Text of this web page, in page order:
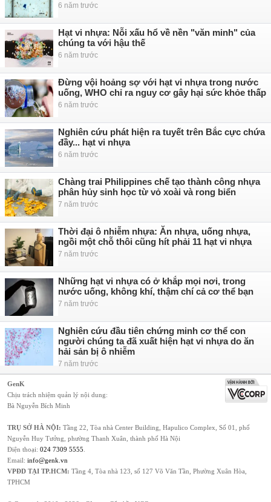
6 năm trước
Hạt vi nhựa: Nỗi xấu hổ về nền "văn minh" của
chúng ta với hậu thế
6 năm trước
Đừng vội hoảng sợ với hạt vi nhựa trong nước
uống, WHO chỉ ra nguy cơ gây hại sức khỏe thấp
6 năm trước
Nghiên cứu phát hiện ra tuyết trên Bắc cực chứa
đầy... hạt vi nhựa
6 năm trước
Chàng trai Philippines chế tạo thành công nhựa
phân hủy sinh học từ vỏ xoài và rong biển
7 năm trước
Thời đại ô nhiễm nhựa: Ăn nhựa, uống nhựa,
ngồi một chỗ thôi cũng hít phải 11 hạt vi nhựa
7 năm trước
Những hạt vi nhựa có ở khắp mọi nơi, trong
nước uống, không khí, thậm chí cả cơ thể bạn
7 năm trước
Nghiên cứu đầu tiên chứng minh cơ thể con
người chúng ta đã xuất hiện hạt vi nhựa do ăn
hải sản bị ô nhiễm
7 năm trước
GenK
Chịu trách nhiệm quản lý nội dung:
Bà Nguyễn Bích Minh
TRỤ SỞ HÀ NỘI: Tầng 22, Tòa nhà Center Building, Hapulico Complex, Số 01, phố
Nguyễn Huy Tưởng, phường Thanh Xuân, thành phố Hà Nội
Điện thoại: 024 7309 5555
Email: info@genk.vn
VPĐD TẠI TP.HCM: Tầng 4, Tòa nhà 123, số 127 Võ Văn Tần, Phường Xuân Hòa,
TPHCM